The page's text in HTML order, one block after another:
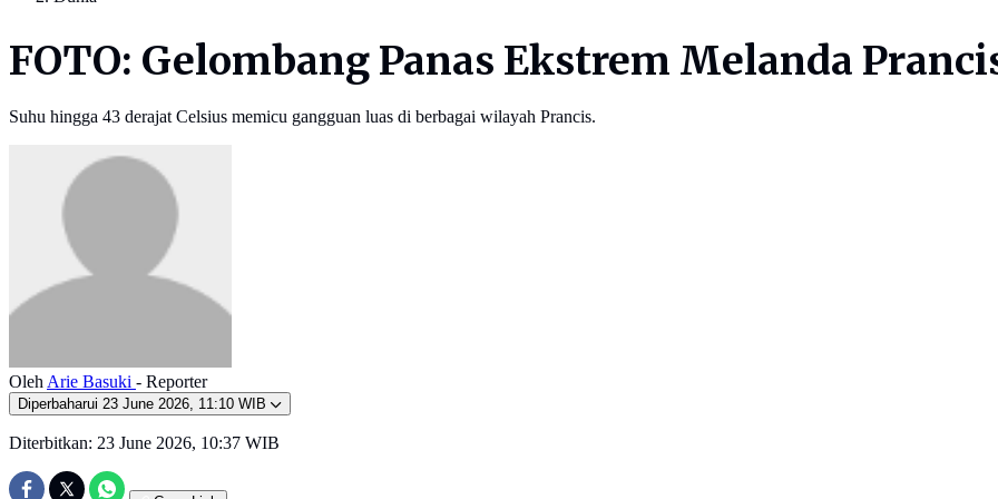
FOTO: Gelombang Panas Ekstrem Melanda
Suhu hingga 43 derajat Celsius memicu gangguan luas di berbagai wilayah Prancis.
Oleh Arie Basuki - Reporter
Diperbaharui 23 June 2026, 11:10 WIB
Diterbitkan: 23 June 2026, 10:37 WIB